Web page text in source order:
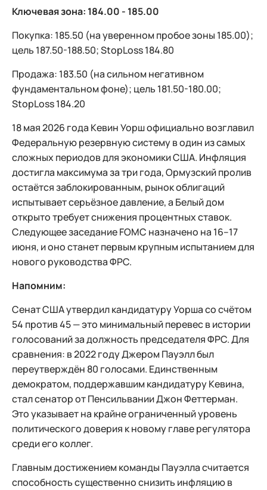
Ключевая зона: 184.00 - 185.00
Покупка: 185.50 (на уверенном пробое зоны 185.00);
цель 187.50-188.50; StopLoss 184.80
Продажа: 183.50 (на сильном негативном
фундаментальном фоне); цель 181.50-180.00;
StopLoss 184.20
18 мая 2026 года Кевин Уорш официально возглавил
Федеральную резервную систему в один из самых
сложных периодов для экономики США. Инфляция
достигла максимума за три года, Ормузский пролив
остаётся заблокированным, рынок облигаций
испытывает серьёзное давление, а Белый дом
открыто требует снижения процентных ставок.
Следующее заседание FOMC назначено на 16–17
июня, и оно станет первым крупным испытанием для
нового руководства ФРС.
Напомним:
Сенат США утвердил кандидатуру Уорша со счётом
54 против 45 — это минимальный перевес в истории
голосований за должность председателя ФРС. Для
сравнения: в 2022 году Джером Пауэлл был
переутверждён 80 голосами. Единственным
демократом, поддержавшим кандидатуру Кевина,
стал сенатор от Пенсильвании Джон Феттерман.
Это указывает на крайне ограниченный уровень
политического доверия к новому главе регулятора
среди его коллег.
Главным достижением команды Пауэлла считается
способность существенно снизить инфляцию в